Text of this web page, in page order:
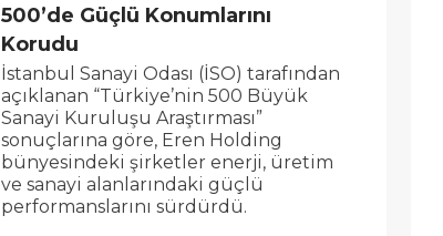
500’de Güçlü Konumlarını
Korudu
İstanbul Sanayi Odası (İSO) tarafından
açıklanan “Türkiye’nin 500 Büyük
Sanayi Kuruluşu Araştırması”
sonuçlarına göre, Eren Holding
bünyesindeki şirketler enerji, üretim
ve sanayi alanlarındaki güçlü
performanslarını sürdürdü.